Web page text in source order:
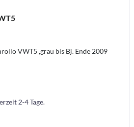
VWT5 ,grau bis Bj. Ende 2009
2-4 Tage.